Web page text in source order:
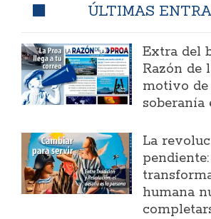
ÚLTIMAS
Extra del
Razón de
motivo
soberanía
La
humana